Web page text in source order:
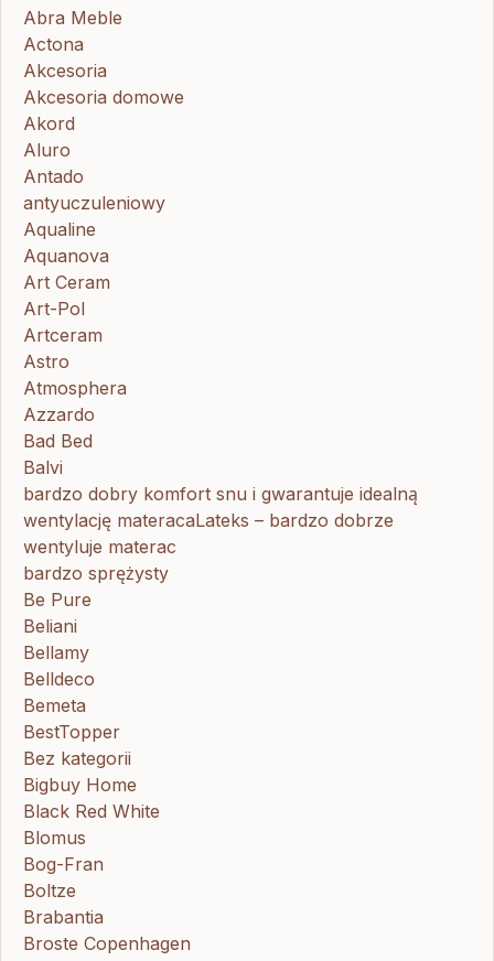
Abra Meble
Actona
Akcesoria
Akcesoria domowe
Akord
Aluro
Antado
antyuczuleniowy
Aqualine
Aquanova
Art Ceram
Art-Pol
Artceram
Astro
Atmosphera
Azzardo
Bad Bed
Balvi
bardzo dobry komfort snu i gwarantuje idealną
wentylację materacaLateks – bardzo dobrze
wentyluje materac
bardzo sprężysty
Be Pure
Beliani
Bellamy
Belldeco
Bemeta
BestTopper
Bez kategorii
Bigbuy Home
Black Red White
Blomus
Bog-Fran
Boltze
Brabantia
Broste Copenhagen